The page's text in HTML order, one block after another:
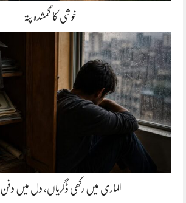
خوشی کا گمشدہ پتہ
الماری میں رکھی ڈگریاں، دل میں